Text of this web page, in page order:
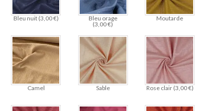
Bleu nuit (3,00€)
Bleu orage
(3,00€)
Moutarde
Camel Sable Rose clair (3,00€)